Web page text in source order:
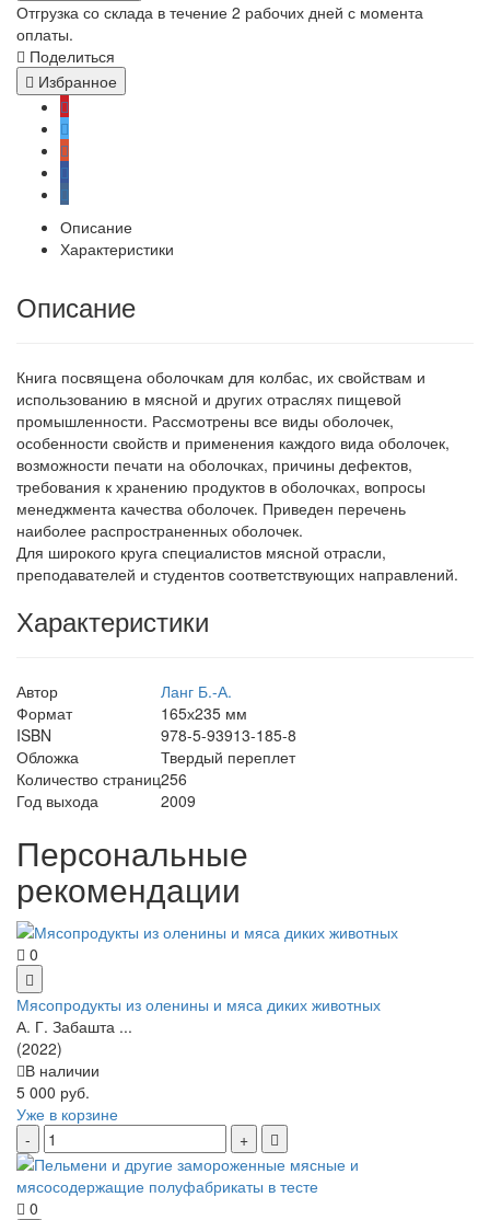
Отгрузка со склада в течение 2 рабочих дней с момента
оплаты.
Поделиться
Избранное
Описание
Характеристики
Описание
Книга посвящена оболочкам для колбас, их свойствам и
использованию в мясной и других отраслях пищевой
промышленности. Рассмотрены все виды оболочек,
особенности свойств и применения каждого вида оболочек,
возможности печати на оболочках, причины дефектов,
требования к хранению продуктов в оболочках, вопросы
менеджмента качества оболочек. Приведен перечень
наиболее распространенных оболочек.
Для широкого круга специалистов мясной отрасли,
преподавателей и студентов соответствующих направлений.
Характеристики
Автор
Ланг Б.-А.
Формат
165х235 мм
ISBN
978-5-93913-185-8
Обложка
Твердый переплет
Количество страниц256
Год выхода
2009
Персональные
рекомендации
0
Мясопродукты из оленины и мяса диких животных
А. Г. Забашта ...
(2022)
В наличии
5 000 руб.
Уже в корзине
0